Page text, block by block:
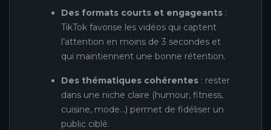
Des formats courts et engageants :
TikTok favorise les vidéos qui captent
l’attention en moins de 3 secondes et
qui maintiennent une bonne rétention.
Des thématiques cohérentes : rester
dans une niche claire (humour, fitness,
cuisine, mode…) permet de fidéliser un
public ciblé.